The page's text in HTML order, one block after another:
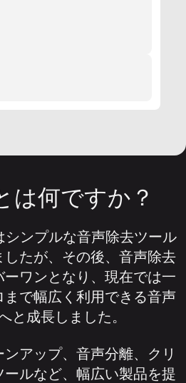
は何ですか？
シンプルな音声除去ツール
したが、その後、音声除去
ワンとなり、現在では一
で幅広く利用できる音声
と成長しました。
アップ、音声分離、クリ
ルなど、幅広い製品を提